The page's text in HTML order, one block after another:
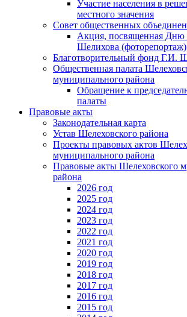
Участие населения в
местного значения
Совет общественных
Акция, посвященная Дню
Шелихова (фоторепортаж)
Благотворительный фонд Г.И.
Общественная палата
муниципального района
Обращение к
палаты
Правовые акты
Законодательная карта
Устав Шелеховского района
Проекты правовых актов
муниципального района
Правовые акты Шелеховского
района
2026 год
2025 год
2024 год
2023 год
2022 год
2021 год
2020 год
2019 год
2018 год
2017 год
2016 год
2015 год